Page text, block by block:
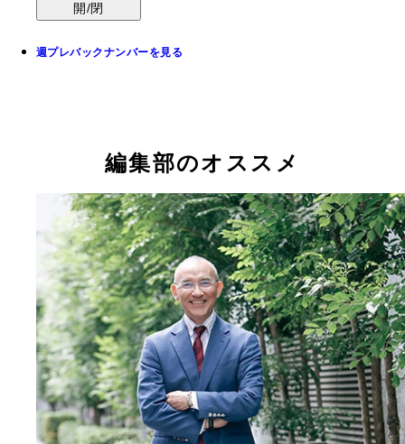
開/閉
週プレバックナンバーを見る
編集部のオススメ